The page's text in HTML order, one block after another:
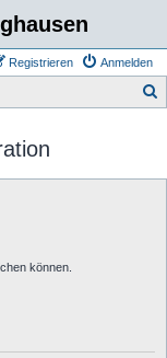
Anmelden
Registrieren
können.